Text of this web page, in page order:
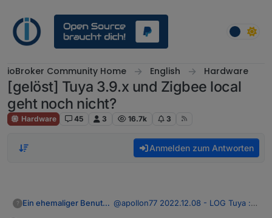
ioBroker Community Home English Hardware
[gelöst] Tuya 3.9.x und Zigbee local
geht noch nicht?
Hardware 45 3 16.7k 3
Anmelden zum Antworten
? Ein ehemaliger Benutzer @apollon77 2022.12.08 - LOG Tuya :